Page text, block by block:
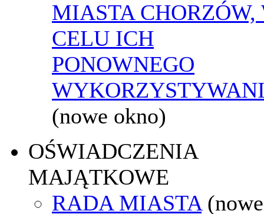
MIASTA CHORZÓW,
CELU ICH
PONOWNEGO
(nowe okno)
OŚWIADCZENIA
MAJĄTKOWE
RADA MIASTA (nowe